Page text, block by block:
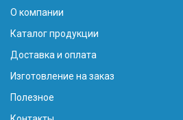
О компании
Каталог продукции
Доставка и оплата
Изготовление на заказ
Полезное